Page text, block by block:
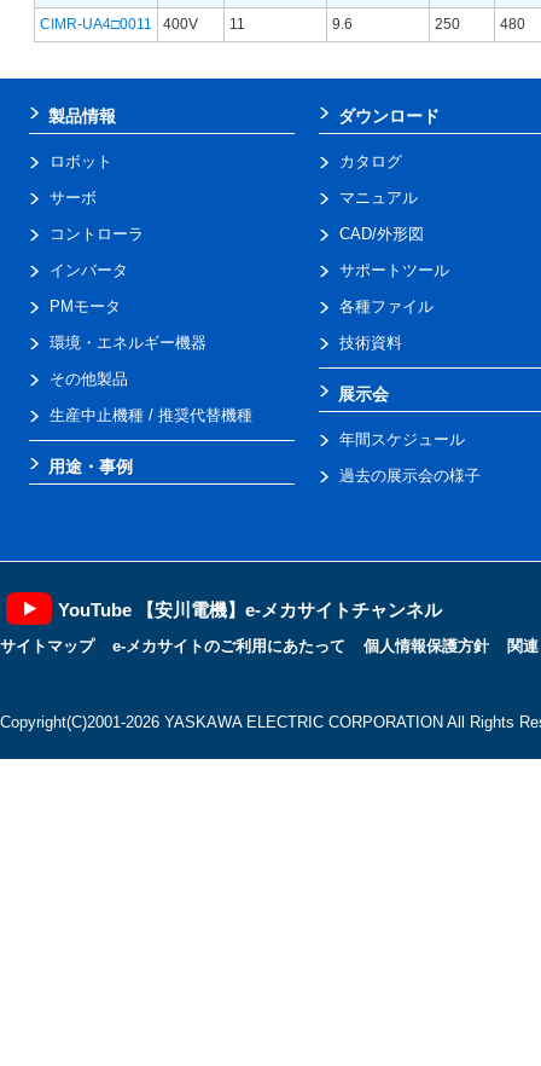
CIMR-UA4□0011 400V 11 9.6 250 480
製品情報
ロボット
サーボ
コントローラ
インバータ
PMモータ
環境・エネルギー機器
その他製品
生産中止機種 / 推奨代替機種
用途・事例
ダウンロード
カタログ
マニュアル
CAD/外形図
サポートツール
各種ファイル
技術資料
展示会
年間スケジュール
過去の展示会の様子
YouTube 【安川電機】e-メカサイトチャンネル
サイトマップ e-メカサイトのご利用にあたって 個人情報保護方針 関
Copyright(C)2001‐2026 YASKAWA ELECTRIC CORPORATION All Rights